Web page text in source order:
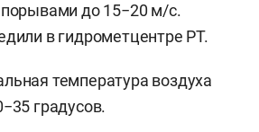
порывами до 15−20 м/с.
в гидрометцентре РТ.
температура воздуха
градусов.